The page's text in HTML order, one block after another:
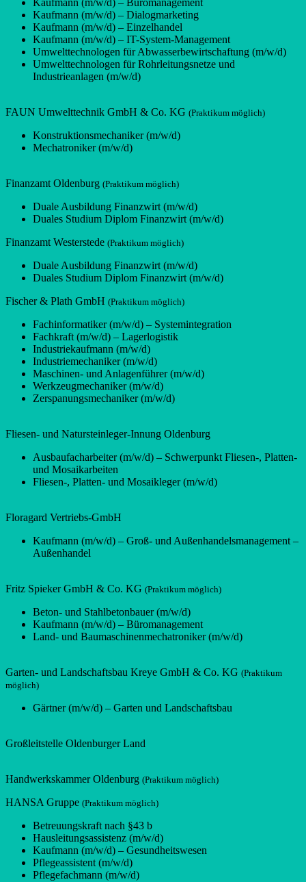
Kaufmann (m/w/d) – Büromanagement
Kaufmann (m/w/d) – Dialogmarketing
Kaufmann (m/w/d) – Einzelhandel
Kaufmann (m/w/d) – IT-System-Management
Umwelttechnologen für Abwasserbewirtschaftung (m/w/d)
Umwelttechnologen für Rohrleitungsnetze und
Industrieanlagen (m/w/d)
FAUN Umwelttechnik GmbH & Co. KG (Praktikum möglich)
Konstruktionsmechaniker (m/w/d)
Mechatroniker (m/w/d)
Finanzamt Oldenburg (Praktikum möglich)
Duale Ausbildung Finanzwirt (m/w/d)
Duales Studium Diplom Finanzwirt (m/w/d)
Finanzamt Westerstede (Praktikum möglich)
Duale Ausbildung Finanzwirt (m/w/d)
Duales Studium Diplom Finanzwirt (m/w/d)
Fischer & Plath GmbH (Praktikum möglich)
Fachinformatiker (m/w/d) – Systemintegration
Fachkraft (m/w/d) – Lagerlogistik
Industriekaufmann (m/w/d)
Industriemechaniker (m/w/d)
Maschinen- und Anlagenführer (m/w/d)
Werkzeugmechaniker (m/w/d)
Zerspanungsmechaniker (m/w/d)
Fliesen- und Natursteinleger-Innung Oldenburg
Ausbaufacharbeiter (m/w/d) – Schwerpunkt Fliesen-, Platten-
und Mosaikarbeiten
Fliesen-, Platten- und Mosaikleger (m/w/d)
Floragard Vertriebs-GmbH
Kaufmann (m/w/d) – Groß- und Außenhandelsmanagement –
Außenhandel
Fritz Spieker GmbH & Co. KG (Praktikum möglich)
Beton- und Stahlbetonbauer (m/w/d)
Kaufmann (m/w/d) – Büromanagement
Land- und Baumaschinenmechatroniker (m/w/d)
Garten- und Landschaftsbau Kreye GmbH & Co. KG (Praktikum
möglich)
Gärtner (m/w/d) – Garten und Landschaftsbau
Großleitstelle Oldenburger Land
Handwerkskammer Oldenburg (Praktikum möglich)
HANSA Gruppe (Praktikum möglich)
Betreuungskraft nach §43 b
Hausleitungsassistenz (m/w/d)
Kaufmann (m/w/d) – Gesundheitswesen
Pflegeassistent (m/w/d)
Pflegefachmann (m/w/d)